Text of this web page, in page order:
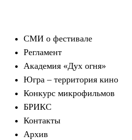
СМИ о фестивале
Регламент
Академия «Дух огня»
Югра – территория кино
Конкурс микрофильмов
БРИКС
Контакты
Архив